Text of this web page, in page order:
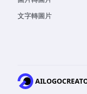
文字轉圖片